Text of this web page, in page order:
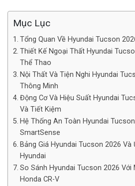
Mục Lục
Tổng Quan Về Hyundai Tucson
Thiết Kế Ngoại Thất Hyundai
Thể Thao
Nội Thất Và Tiện Nghi Hyundai
Thông Minh
Động Cơ Và Hiệu Suất Hyundai
Và Tiết Kiệm
Hệ Thống An Toàn Hyundai
SmartSense
Bảng Giá Hyundai Tucson 2026 Và
Hyundai
So Sánh Hyundai Tucson 2026 Với
Honda CR-V